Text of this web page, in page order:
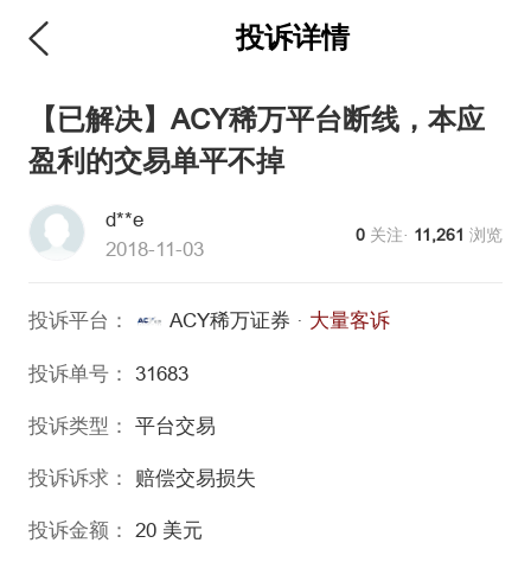
投诉详情
【已解决】ACY稀万平台断线，本应
盈利的交易单平不掉
d**e
2018-11-03
0 关注· 11,261 浏览
投诉平台： ACY稀万证券 · 大量客诉
投诉单号： 31683
投诉类型： 平台交易
投诉诉求： 赔偿交易损失
投诉金额： 20 美元